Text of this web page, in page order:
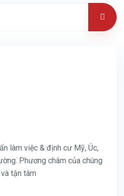
làm việc & định cư Mỹ, Úc,
Phương châm của chúng
tận tâm